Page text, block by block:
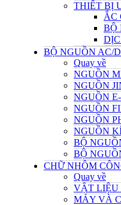
THIẾT BỊ
ẮC
BỘ
BỘ NGUỒN AC/
Quay về
NGUỒN
NGUỒN
NGUỒN
NGUỒN
NGUỒN
NGUỒN
BỘ
BỘ
CHỮ NHÔM
Quay về
VẬT LIỆU
MÁY VÀ